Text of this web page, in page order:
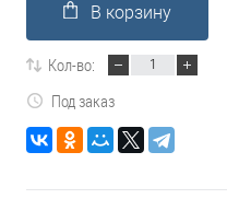
В корзину
Кол-во:
Под заказ